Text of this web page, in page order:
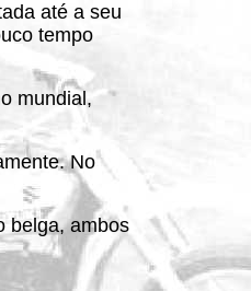
até a seu
tempo
mundial,
No
belga, ambos